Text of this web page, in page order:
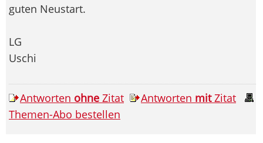
guten Neustart.
LG
Uschi
Antworten ohne Zitat Antworten mitZitat
Themen-Abo bestellen